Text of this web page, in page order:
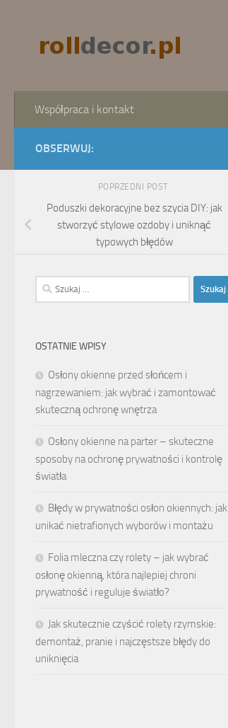
Współpraca i kontakt
OBSERWUJ:
POPRZEDNI POST
Poduszki dekoracyjne bez szycia DIY: jak
stworzyć stylowe ozdoby i uniknąć
typowych błędów
Szukaj:
OSTATNIE WPISY
Osłony okienne przed słońcem i
nagrzewaniem: jak wybrać i zamontować
skuteczną ochronę wnętrza
Osłony okienne na parter – skuteczne
sposoby na ochronę prywatności i kontrolę
światła
Błędy w prywatności osłon okiennych: jak
unikać nietrafionych wyborów i montażu
Folia mleczna czy rolety – jak wybrać
osłonę okienną, która najlepiej chroni
prywatność i reguluje światło?
Jak skutecznie czyścić rolety rzymskie:
demontaż, pranie i najczęstsze błędy do
uniknięcia